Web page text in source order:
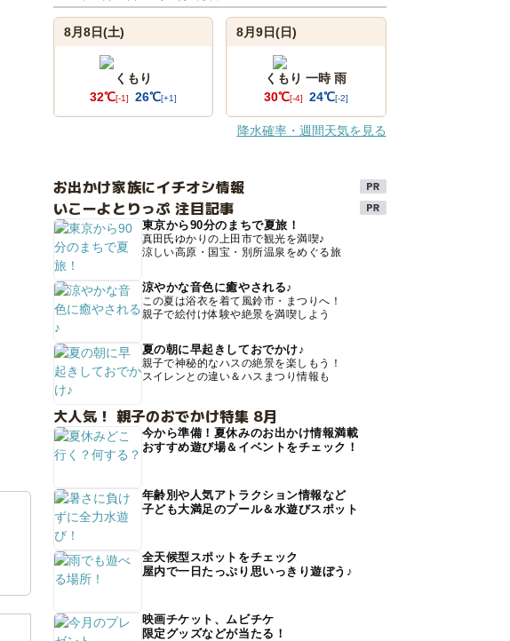
8月8日(土)
くもり
32℃[-1] 26℃[+1]
8月9日(日)
くもり 一時 雨
30℃[-4] 24℃[-2]
降水確率・週間天気を見る
お出かけ家族にイチオシ情報
いこーよとりっぷ 注目記事
東京から90分のまちで夏旅！
真田氏ゆかりの上田市で観光を満喫♪
涼しい高原・国宝・別所温泉をめぐる旅
涼やかな音色に癒やされる♪
この夏は浴衣を着て風鈴市・まつりへ！
親子で絵付け体験や絶景を満喫しよう
夏の朝に早起きしておでかけ♪
親子で神秘的なハスの絶景を楽しもう！
スイレンとの違い＆ハスまつり情報も
大人気！ 親子のおでかけ特集 8月
今から準備！夏休みのお出かけ情報満載
おすすめ遊び場＆イベントをチェック！
年齢別や人気アトラクション情報など
子ども大満足のプール＆水遊びスポット
全天候型スポットをチェック
屋内で一日たっぷり思いっきり遊ぼう♪
映画チケット、ムビチケ
限定グッズなどが当たる！